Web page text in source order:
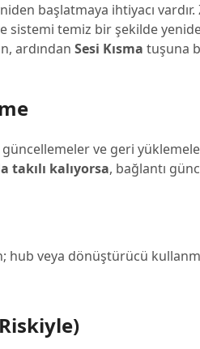
başlatmaya ihtiyacı
temiz bir şekilde
ardından Sesi Kısma tuşuna
ve geri
takılı kalıyorsa, bağlantı
hub veya dönüştürücü